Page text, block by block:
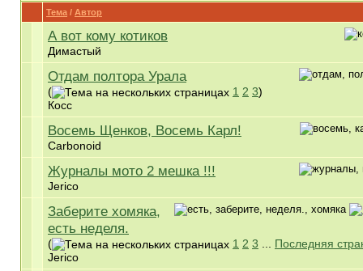
Тема / Автор
А вот кому котиков
Димастый
Отдам полтора Урала
( 1 2 3)
Косс
Восемь Щенков, Восемь Карл!
Carbonoid
Журналы мото 2 мешка !!!
Jerico
Заберите хомяка,
есть неделя.
( 1 2 3
Последняя
Jerico